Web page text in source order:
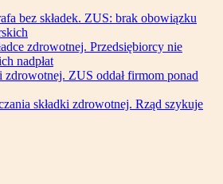
bez składek. ZUS: brak obowiązku
zdrowotnej. Przedsiębiorcy nie
nadpłat
zdrowotnej. ZUS oddał firmom ponad
składki zdrowotnej. Rząd szykuje